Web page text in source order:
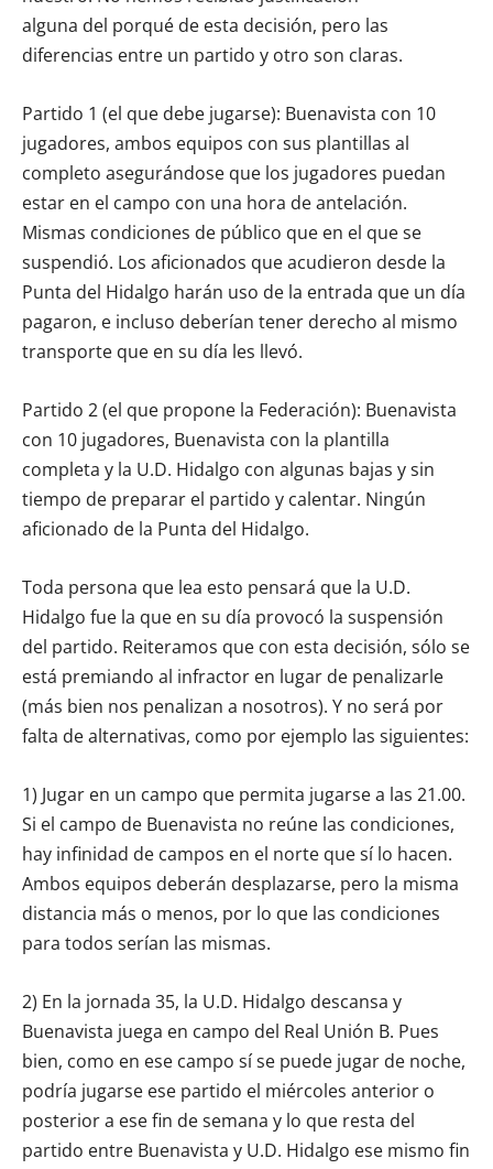
alguna del porqué de esta decisión, pero las
diferencias entre un partido y otro son claras.
Partido 1 (el que debe jugarse): Buenavista con 10
jugadores, ambos equipos con sus plantillas al
completo asegurándose que los jugadores puedan
estar en el campo con una hora de antelación.
Mismas condiciones de público que en el que se
suspendió. Los aficionados que acudieron desde la
Punta del Hidalgo harán uso de la entrada que un día
pagaron, e incluso deberían tener derecho al mismo
transporte que en su día les llevó.
Partido 2 (el que propone la Federación): Buenavista
con 10 jugadores, Buenavista con la plantilla
completa y la U.D. Hidalgo con algunas bajas y sin
tiempo de preparar el partido y calentar. Ningún
aficionado de la Punta del Hidalgo.
Toda persona que lea esto pensará que la U.D.
Hidalgo fue la que en su día provocó la suspensión
del partido. Reiteramos que con esta decisión, sólo se
está premiando al infractor en lugar de penalizarle
(más bien nos penalizan a nosotros). Y no será por
falta de alternativas, como por ejemplo las siguientes:
1) Jugar en un campo que permita jugarse a las 21.00.
Si el campo de Buenavista no reúne las condiciones,
hay infinidad de campos en el norte que sí lo hacen.
Ambos equipos deberán desplazarse, pero la misma
distancia más o menos, por lo que las condiciones
para todos serían las mismas.
2) En la jornada 35, la U.D. Hidalgo descansa y
Buenavista juega en campo del Real Unión B. Pues
bien, como en ese campo sí se puede jugar de noche,
podría jugarse ese partido el miércoles anterior o
posterior a ese fin de semana y lo que resta del
partido entre Buenavista y U.D. Hidalgo ese mismo fin